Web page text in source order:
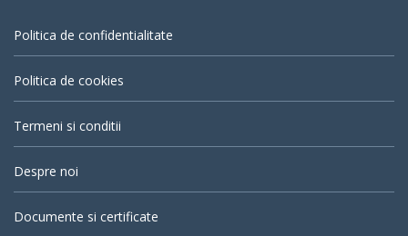
Politica de confidentialitate
Politica de cookies
Termeni si conditii
Despre noi
Documente si certificate